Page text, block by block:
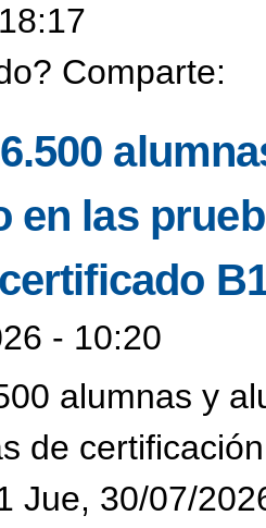
Comparte:
en las
- 10:20
alumnas y
de
Jue, 30/07/